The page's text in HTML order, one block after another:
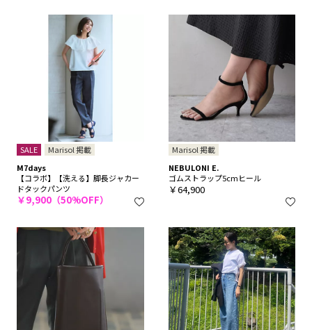
SALE
Marisol 掲載
M7days
【コラボ】【洗える】脚長ジャカー
ドタックパンツ
￥9,900（50%OFF）
Marisol 掲載
NEBULONI E.
ゴムストラップ5cmヒール
￥64,900